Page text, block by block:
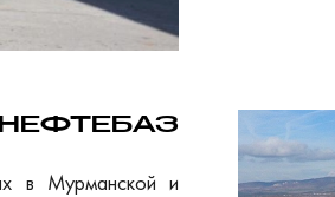
в Мурманской и